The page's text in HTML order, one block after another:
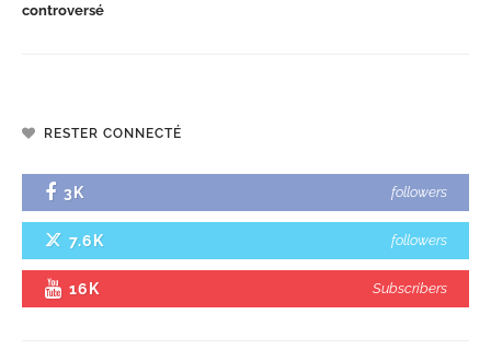
controversé
RESTER CONNECTÉ
3K followers
7.6K followers
16K Subscribers